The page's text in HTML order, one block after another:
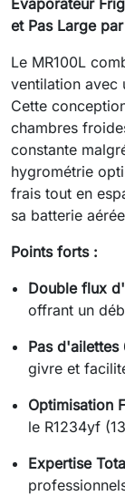
et Pas Large
Le MR100L
ventilation avec
Cette
chambres
constante
hygrométrie
frais tout en
sa batterie
Points forts :
Double flux
offrant un
Pas d'ailettes
givre et
Optimisation
le R1234yf
Expertise